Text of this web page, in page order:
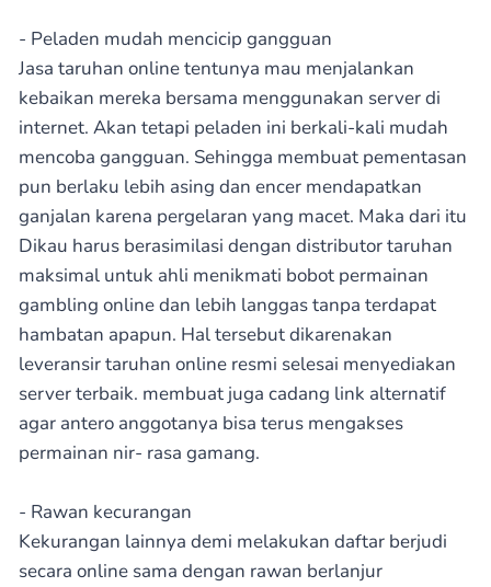
- Peladen mudah mencicip gangguan
Jasa taruhan online tentunya mau menjalankan
kebaikan mereka bersama menggunakan server di
internet. Akan tetapi peladen ini berkali-kali mudah
mencoba gangguan. Sehingga membuat pementasan
pun berlaku lebih asing dan encer mendapatkan
ganjalan karena pergelaran yang macet. Maka dari itu
Dikau harus berasimilasi dengan distributor taruhan
maksimal untuk ahli menikmati bobot permainan
gambling online dan lebih langgas tanpa terdapat
hambatan apapun. Hal tersebut dikarenakan
leveransir taruhan online resmi selesai menyediakan
server terbaik. membuat juga cadang link alternatif
agar antero anggotanya bisa terus mengakses
permainan nir- rasa gamang.
- Rawan kecurangan
Kekurangan lainnya demi melakukan daftar berjudi
secara online sama dengan rawan berlanjur